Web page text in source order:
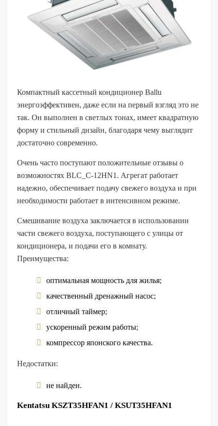
Компактный кассетный кондиционер Ballu
энергоэффективен, даже если на первый взгляд это не
так. Он выполнен в светлых тонах, имеет квадратную
форму и стильный дизайн, благодаря чему выглядит
достаточно современно.
Очень часто поступают положительные отзывы о
возможностях BLC_C-12HN1. Агрегат работает
надежно, обеспечивает подачу свежего воздуха и при
необходимости работает в интенсивном режиме.
Смешивание воздуха заключается в использовании
части свежего воздуха, поступающего с улицы от
кондиционера, и подачи его в комнату.
Преимущества:
оптимальная мощность для жилья;
качественный дренажный насос;
отличный таймер;
ускоренный режим работы;
компрессор японского качества.
Недостатки:
не найден.
Kentatsu KSZT35HFAN1 / KSUT35HFAN1